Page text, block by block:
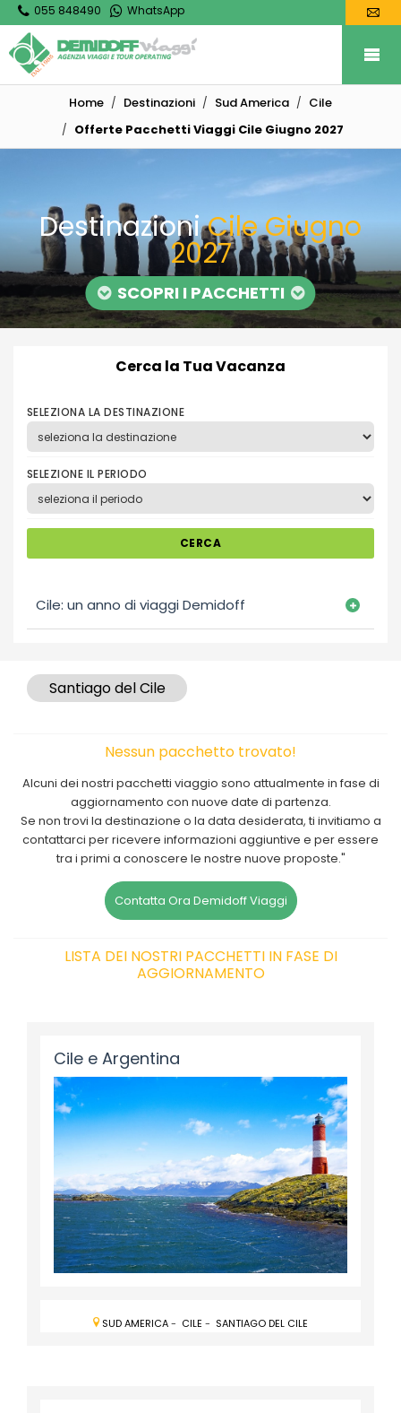
055 848490 WhatsApp
Home Destinazioni Sud America
Cile
Offerte Pacchetti Viaggi Cile Giugno 2027
DestinazioniCile Giugno
2027
SCOPRI I PACCHETTI
Cerca la Tua Vacanza
SELEZIONA LA DESTINAZIONE
SELEZIONE IL PERIODO
CERCA
Cile: un anno di viaggi Demidoff
Santiago del Cile
Nessun pacchetto trovato!
Alcuni dei nostri pacchetti viaggio sono attualmente in fase di
aggiornamento con nuove date di partenza.
Se non trovi la destinazione o la data desiderata, ti invitiamo a
contattarci per ricevere informazioni aggiuntive e per essere
tra i primi a conoscere le nostre nuove proposte."
Contatta Ora Demidoff Viaggi
LISTA DEI NOSTRI PACCHETTI IN FASE DI
AGGIORNAMENTO
Cile e Argentina
SUD AMERICA- CILE - SANTIAGO DEL CILE